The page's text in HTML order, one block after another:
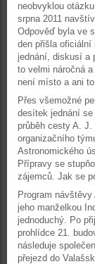
neobvyklou
srpna 2011
Odpověď byla ve
den přišla oficiální
jednání, diskusí a
to velmi náročná
není místo a ani
Přes všemožné
desítek jednání
průběh cesty A.
organizačního
Astronomického
Přípravy se
zájemců. Jak se
Program
jeho manželkou
jednoduchý. Po
prohlídce 21.
následuje
přejezd do